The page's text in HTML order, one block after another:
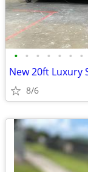
• • • • • • •
New 20ft Luxury
8/6